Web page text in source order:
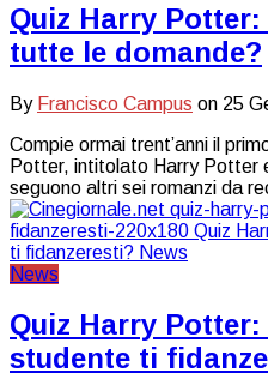
Quiz Harry
tutte le domande?
By Francisco Campus on 25
Compie ormai trent’anni il
Potter, intitolato Harry Potter
seguono altri sei romanzi da
News
Quiz Harry
studente ti